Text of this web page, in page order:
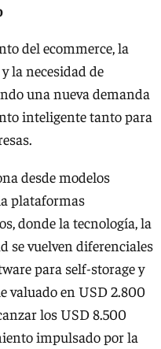
del ecommerce, la
la necesidad de
una nueva demanda
inteligente tanto para
desde modelos
plataformas
donde la tecnología, la
se vuelven diferenciales
para self-storage y
valuado en USD 2.800
los USD 8.500
impulsado por la